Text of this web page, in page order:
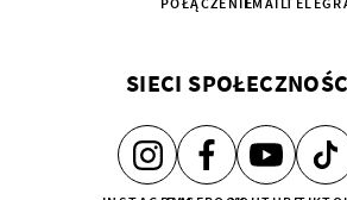
SIECI